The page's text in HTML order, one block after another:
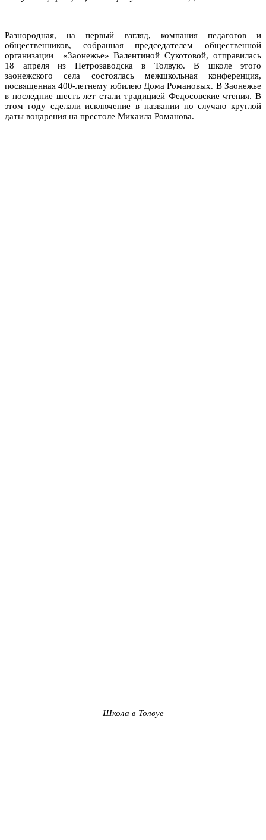
Разнородная, на первый взгляд, компания педагогов и
общественников, собранная председателем общественной
организации «Заонежье» Валентиной Сукотовой, отправилась
18 апреля из Петрозаводска в Толвую. В школе этого
заонежского села состоялась межшкольная конференция,
посвященная 400-летнему юбилею Дома Романовых. В Заонежье
в последние шесть лет стали традицией Федосовские чтения. В
этом году сделали исключение в названии по случаю круглой
даты воцарения на престоле Михаила Романова.
Школа в Толвуе